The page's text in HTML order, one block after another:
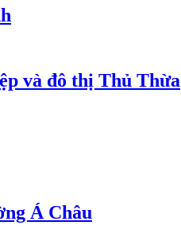
và đô thị Thủ Thừa
Á Châu